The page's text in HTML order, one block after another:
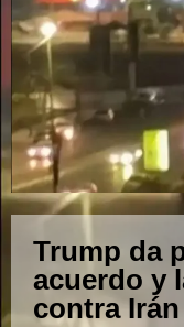
Trump da
acuerdo y
contra Irán